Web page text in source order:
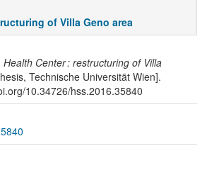
of Villa Geno area
Health Center : restructuring of Villa
Technische Universität Wien].
10.34726/hss.2016.35840